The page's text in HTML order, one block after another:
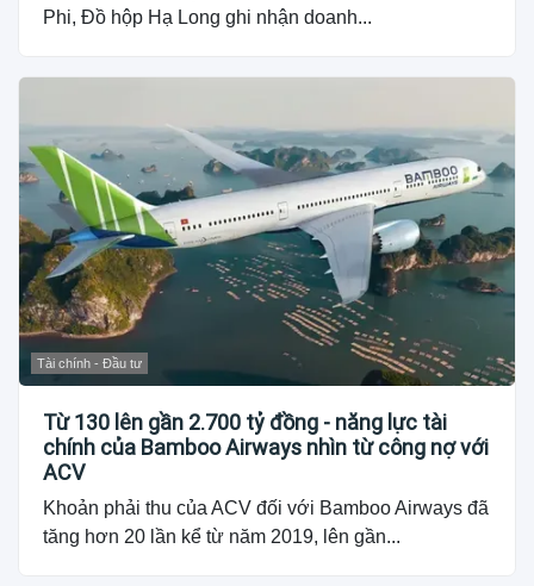
Phi, Đồ hộp Hạ Long ghi nhận doanh...
Tài chính - Đầu tư
Từ 130 lên gần 2.700 tỷ đồng - năng lực tài
chính của Bamboo Airways nhìn từ công nợ với
ACV
Khoản phải thu của ACV đối với Bamboo Airways đã
tăng hơn 20 lần kể từ năm 2019, lên gần...